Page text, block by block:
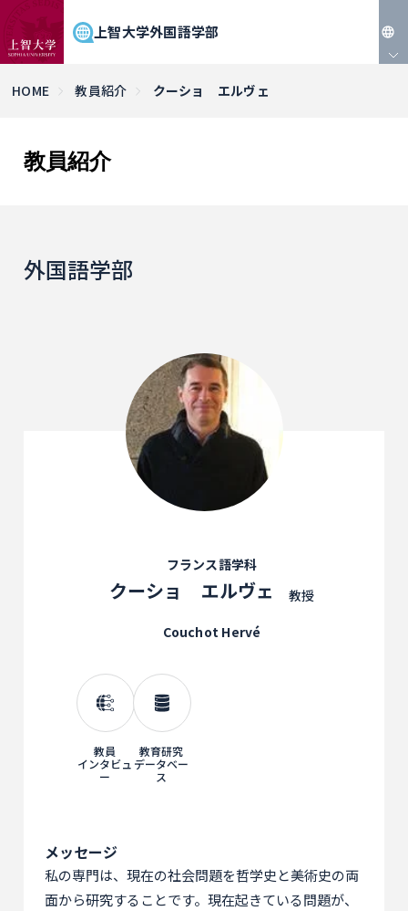
上智大学外国語学部
HOME 教員紹介 クーショ エルヴェ
教員紹介
外国語学部
フランス語学科
クーショ エルヴェ
教授
Couchot Hervé
教員
インタビュ
ー
教育研究
データベー
ス
メッセージ
私の専門は、現在の社会問題を哲学史と美術史の両
面から研究することです。現在起きている問題が、